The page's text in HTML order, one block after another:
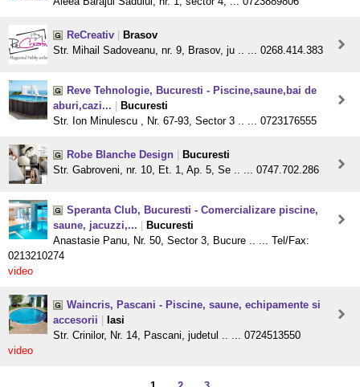
ReCreativ
Brasov
Str. Mihail Sadoveanu, nr. 9, Brasov, ju .. ... 0268.414.383
Reve Tehnologie, Bucuresti - Piscine,saune,bai de
aburi,cazi...
Bucuresti
Str. Ion Minulescu , Nr. 67-93, Sector 3 .. ... 0723176555
Robe Blanche Design
Bucuresti
Str. Gabroveni, nr. 10, Et. 1, Ap. 5, Se .. ... 0747.702.286
Speranta Club, Bucuresti - Comercializare piscine,
saune, jacuzzi,...
Bucuresti
Anastasie Panu, Nr. 50, Sector 3, Bucure .. ... Tel/Fax:
0213210274
video
Waincris, Pascani - Piscine, saune, echipamente si
accesorii
Iasi
Str. Crinilor, Nr. 14, Pascani, judetul .. ... 0724513550
video